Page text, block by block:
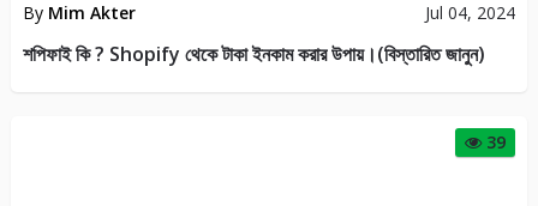
By Mim Akter Jul 04, 2024
শপিফাই কি ? Shopify থেকে টাকা ইনকাম করার উপায়।(বিস্তারিত জানুন)
39